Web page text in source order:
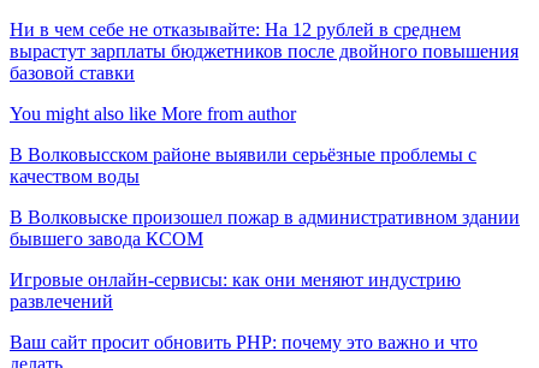
Ни в чем себе не отказывайте: На 12 рублей в среднем
вырастут зарплаты бюджетников после двойного повышения
базовой ставки
You might also like More from author
В Волковысском районе выявили серьёзные проблемы с
качеством воды
В Волковыске произошел пожар в административном здании
бывшего завода КСОМ
Игровые онлайн-сервисы: как они меняют индустрию
развлечений
Ваш сайт просит обновить PHP: почему это важно и что
делать